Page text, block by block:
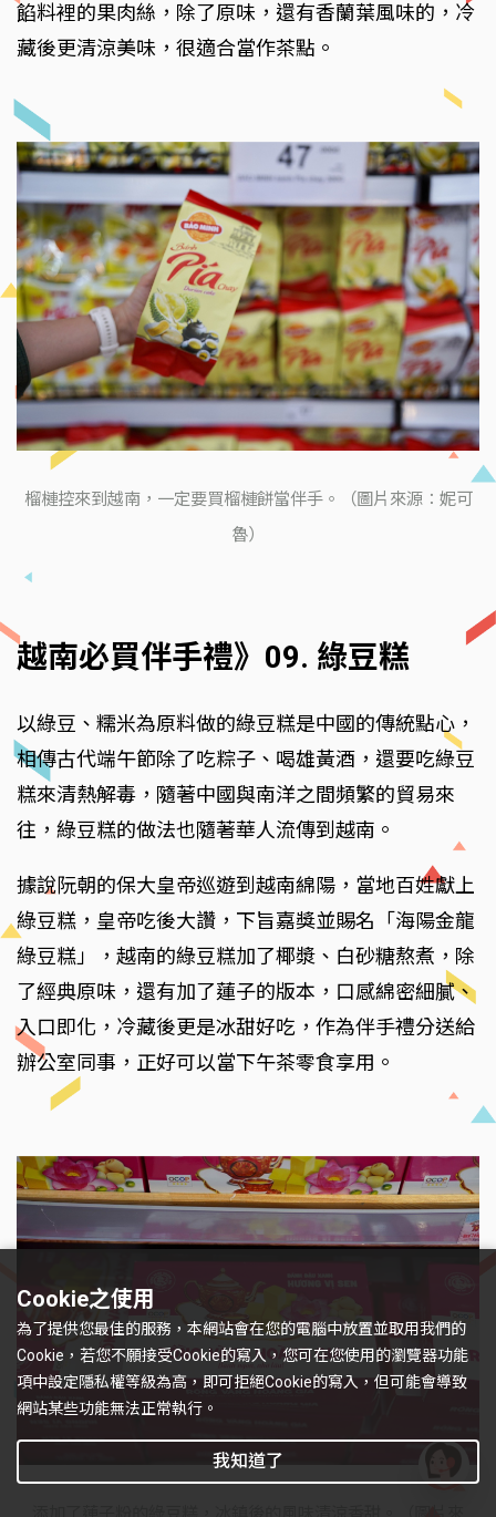
餡料裡的果肉絲，除了原味，還有香蘭葉風味的，冷
藏後更清涼美味，很適合當作茶點。
榴槤控來到越南，一定要買榴槤餅當伴手。（圖片來源：妮可
魯）
越南必買伴手禮》09. 綠豆糕
以綠豆、糯米為原料做的綠豆糕是中國的傳統點心，
相傳古代端午節除了吃粽子、喝雄黃酒，還要吃綠豆
糕來清熱解毒，隨著中國與南洋之間頻繁的貿易來
往，綠豆糕的做法也隨著華人流傳到越南。
據說阮朝的保大皇帝巡遊到越南綿陽，當地百姓獻上
綠豆糕，皇帝吃後大讚，下旨嘉獎並賜名「海陽金龍
綠豆糕」，越南的綠豆糕加了椰漿、白砂糖熬煮，除
了經典原味，還有加了蓮子的版本，口感綿密細膩、
入口即化，冷藏後更是冰甜好吃，作為伴手禮分送給
辦公室同事，正好可以當下午茶零食享用。
Cookie之使用
為了提供您最佳的服務，本網站會在您的電腦中放置並取用我們的
Cookie，若您不願接受Cookie的寫入，您可在您使用的瀏覽器功能
項中設定隱私權等級為高，即可拒絕Cookie的寫入，但可能會導致
網站某些功能無法正常執行。
我知道了